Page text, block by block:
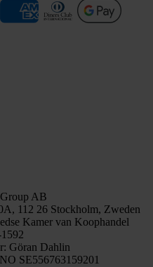
AB
112 26 Stockholm, Zweden
Kamer van Koophandel
Göran Dahlin
SE556763159201